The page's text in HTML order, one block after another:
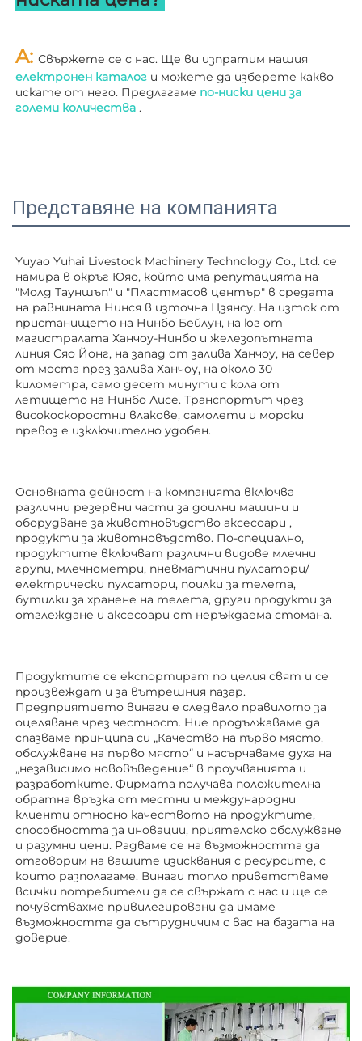
A:
електронен каталог и можете да изберете какво
искате от него. Предлагаме по-ниски цени за
големи количества .
Представяне на компанията
Yuyao Yuhai Livestock Machinery Technology Co., Ltd. се
намира в окръг Юяо, който има репутацията на
"Молд Тауншъп" и "Пластмасов център" в средата
на равнината Нинся в източна Цзянсу. На изток от
пристанището на Нинбо Бейлун, на юг от
магистралата Ханчоу-Нинбо и железопътната
линия Сяо Йонг, на запад от залива Ханчоу, на север
от моста през залива Ханчоу, на около 30
километра, само десет минути с кола от
летището на Нинбо Лисе. Транспортът чрез
високоскоростни влакове, самолети и морски
превоз е изключително удобен.
Основната дейност на компанията включва
различни резервни части за доилни машини и
оборудване за животновъдство аксесоари ,
продукти за животновъдство. По-специално,
продуктите включват различни видове млечни
групи, млечнометри, пневматични пулсатори/
електрически пулсатори, поилки за телета,
бутилки за хранене на телета, други продукти за
отглеждане и аксесоари от неръждаема стомана.
Продуктите се експортират по целия свят и се
произвеждат и за вътрешния пазар.
Предприятието винаги е следвало правилото за
оцеляване чрез честност. Ние продължаваме да
спазваме принципа си „Качество на първо място,
обслужване на първо място“ и насърчаваме духа на
„независимо нововъведение“ в проучванията и
разработките. Фирмата получава положителна
обратна връзка от местни и международни
клиенти относно качеството на продуктите,
способността за иновации, приятелско обслужване
и разумни цени. Радваме се на възможността да
отговорим на вашите изисквания с ресурсите, с
които разполагаме. Винаги топло приветстваме
всички потребители да се свържат с нас и ще се
почувствахме привилегировани да имаме
възможността да сътрудничим с вас на базата на
доверие.